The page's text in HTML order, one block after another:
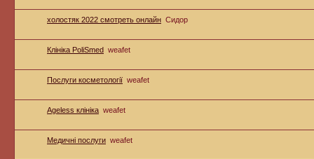
холостяк 2022 смотреть онлайн Сидор
Клініка PoliSmed weafet
Послуги косметології weafet
Ageless клініка weafet
Медичні послуги weafet